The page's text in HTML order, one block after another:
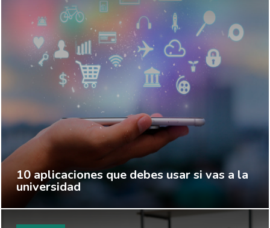
10 aplicaciones que debes usar si vas a la
universidad